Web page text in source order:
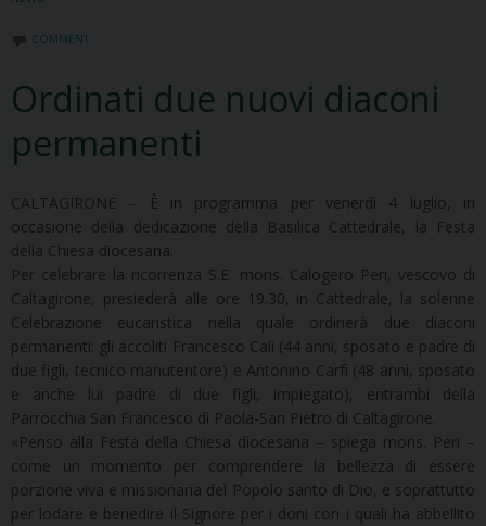
COMMENT
Ordinati due nuovi diaconi
permanenti
CALTAGIRONE – È in programma per venerdì 4 luglio, in
occasione della dedicazione della Basilica Cattedrale, la Festa
della Chiesa diocesana.
Per celebrare la ricorrenza S.E. mons. Calogero Peri, vescovo di
Caltagirone, presiederà alle ore 19.30, in Cattedrale, la solenne
Celebrazione eucaristica nella quale ordinerà due diaconi
permanenti: gli accoliti Francesco Cali (44 anni, sposato e padre di
due figli, tecnico manutentore) e Antonino Carfì (48 anni, sposato
e anche lui padre di due figli, impiegato), entrambi della
Parrocchia San Francesco di Paola-San Pietro di Caltagirone.
«Penso alla Festa della Chiesa diocesana – spiega mons. Peri –
come un momento per comprendere la bellezza di essere
porzione viva e missionaria del Popolo santo di Dio, e soprattutto
per lodare e benedire il Signore per i doni con i quali ha abbellito